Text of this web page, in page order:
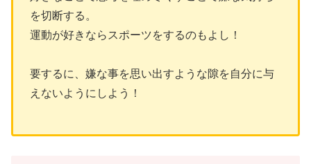
を切断する。
運動が好きならスポーツをするのもよし！
要するに、嫌な事を思い出すような隙を自分に与
えないようにしよう！